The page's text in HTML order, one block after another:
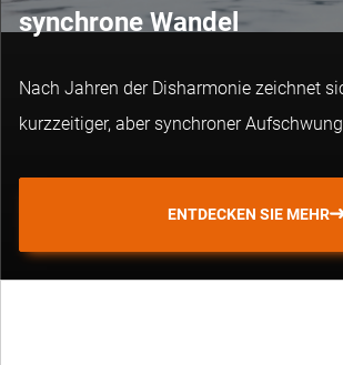
synchrone Wandel
Nach Jahren der Disharmonie zeichnet
kurzzeitiger, aber synchroner
ENTDECKEN SIE MEHR